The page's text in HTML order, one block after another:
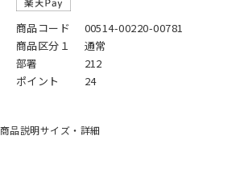
商品コード
00514-00220-00781
商品区分１
通常
部署
212
ポイント
24
商品説明サイズ・詳細